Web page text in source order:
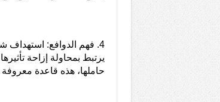
4. فهم الدوافع: استهداف
يرتبط بمحاولة إزاحة
حاملها، هذه قاعدة